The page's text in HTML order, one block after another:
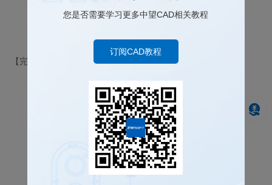
【完成日期】代表用户在此日期内进行激活操作。
您是否需要学习更多中望CAD相关教程
订阅CAD教程